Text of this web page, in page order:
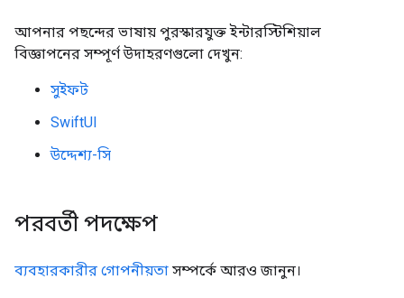
আপনার পছন্দের ভাষায় পুরস্কারযুক্ত ইন্টারস্টিশিয়াল
বিজ্ঞাপনের সম্পূর্ণ উদাহরণগুলো দেখুন:
সুইফট
SwiftUI
উদ্দেশ্য-সি
পরবর্তী পদক্ষেপ
ব্যবহারকারীর গোপনীয়তা সম্পর্কে আরও জানুন।